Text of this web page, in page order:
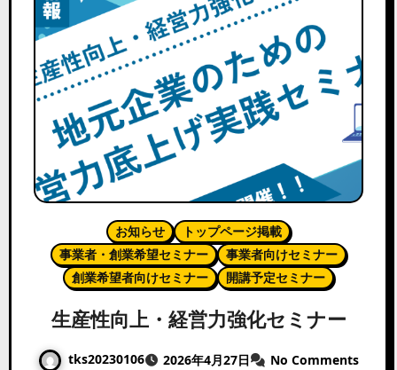
お知らせ
トップページ掲載
事業者・創業希望セミナー
事業者向けセミナー
創業希望者向けセミナー
開講予定セミナー
生産性向上・経営力強化セミナー
tks20230106 2026年4月27日 No Comments